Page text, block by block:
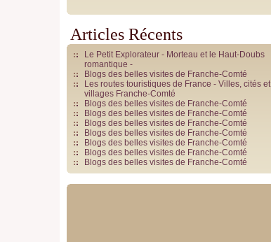
Articles Récents
Le Petit Explorateur - Morteau et le Haut-Doubs
romantique -
Blogs des belles visites de Franche-Comté
Les routes touristiques de France - Villes, cités et
villages Franche-Comté
Blogs des belles visites de Franche-Comté
Blogs des belles visites de Franche-Comté
Blogs des belles visites de Franche-Comté
Blogs des belles visites de Franche-Comté
Blogs des belles visites de Franche-Comté
Blogs des belles visites de Franche-Comté
Blogs des belles visites de Franche-Comté